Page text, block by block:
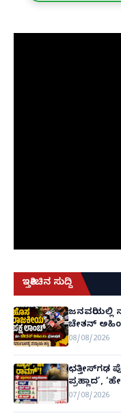
ಇತ್ತೀಚಿನ ಸುದ್ದಿ
ಜನವರಿಯಲ್ಲಿ
ಚೇತನ್
08/08/2026
ಛತ್ತೀಸ್‌ಗಢ
ಪ್ರಹ್ಲಾದ’,
07/08/2026